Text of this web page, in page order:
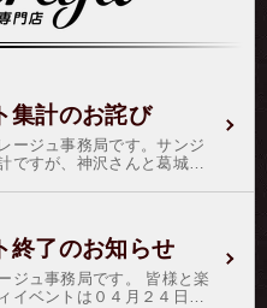
集計のお詫び
ージュ事務局です。サンジ
ですが、神沢さんと葛城さ
終了のお知らせ
ジュ事務局です。 皆様と楽
イベントは０４月２４日午